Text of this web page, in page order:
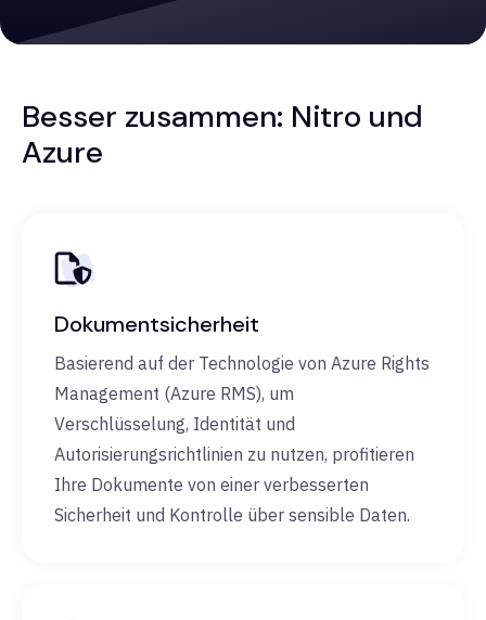
Besser zusammen: Nitro und
Azure
Dokumentsicherheit
Basierend auf der Technologie von Azure Rights
Management (Azure RMS), um
Verschlüsselung, Identität und
Autorisierungsrichtlinien zu nutzen, profitieren
Ihre Dokumente von einer verbesserten
Sicherheit und Kontrolle über sensible Daten.